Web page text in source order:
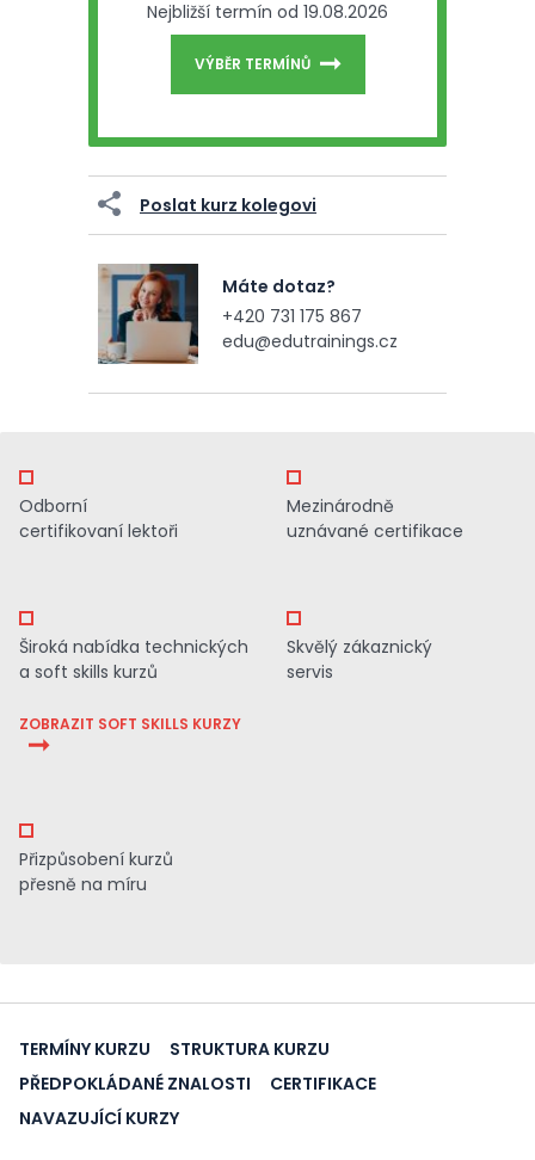
Nejbližší termín od 19.08.2026
VÝBĚR TERMÍNŮ
Poslat kurz kolegovi
Máte dotaz?
+420 731 175 867
edu@edutrainings.cz
Odborní
certifikovaní lektoři
Mezinárodně
uznávané certifikace
Široká nabídka technických
a soft skills kurzů
ZOBRAZIT SOFT SKILLS KURZY
Skvělý zákaznický
servis
Přizpůsobení kurzů
přesně na míru
TERMÍNY KURZU
STRUKTURA KURZU
PŘEDPOKLÁDANÉ ZNALOSTI
CERTIFIKACE
NAVAZUJÍCÍ KURZY